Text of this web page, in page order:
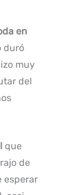
en
duró
muy
del
que
de
esperar